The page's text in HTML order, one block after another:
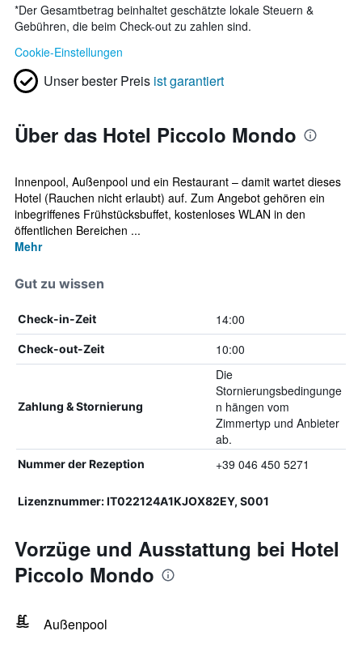
*Der Gesamtbetrag beinhaltet geschätzte lokale Steuern &
Gebühren, die beim Check-out zu zahlen sind.
Cookie-Einstellungen
Unser bester Preis ist garantiert
Über das Hotel Piccolo Mondo
Innenpool, Außenpool und ein Restaurant – damit wartet dieses
Hotel (Rauchen nicht erlaubt) auf. Zum Angebot gehören ein
inbegriffenes Frühstücksbuffet, kostenloses WLAN in den
öffentlichen Bereichen ...
Mehr
Gut zu wissen
Check-in-Zeit 14:00
Check-out-Zeit 10:00
Zahlung & Stornierung
Die
Stornierungsbedingunge
n hängen vom
Zimmertyp und Anbieter
ab.
Nummer der Rezeption +39 046 450 5271
Lizenznummer: IT022124A1KJOX82EY, S001
Vorzüge und Ausstattung bei Hotel
Piccolo Mondo
Außenpool